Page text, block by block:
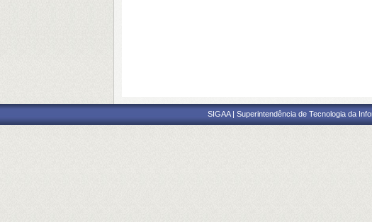
SIGAA | Superintendência de Tecnologia da